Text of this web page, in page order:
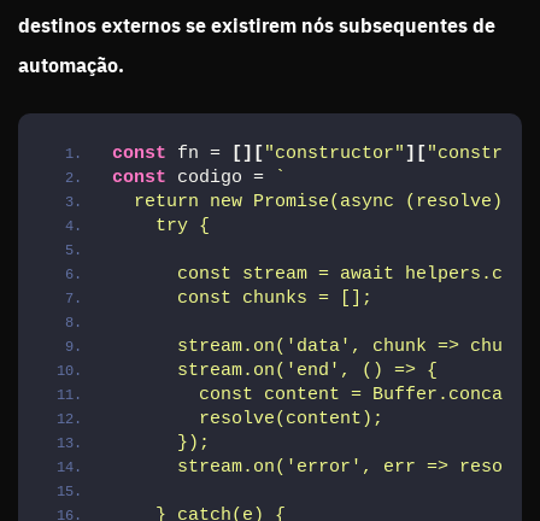
destinos externos se existirem nós subsequentes de
automação.
const fn = [ ] [ "constructor" ] [
const codigo =
`
return new Promise(async (resolve) =>
    try {
const stream = await
      const chunks = [];
stream.on('data', chunk =>
      stream.on('end', () => {
const content =
        resolve(content);
      });
stream.on('error', err =>
    } catch(e) {